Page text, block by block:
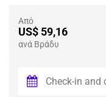
Από
US$ 59,16
ανά Βράδυ